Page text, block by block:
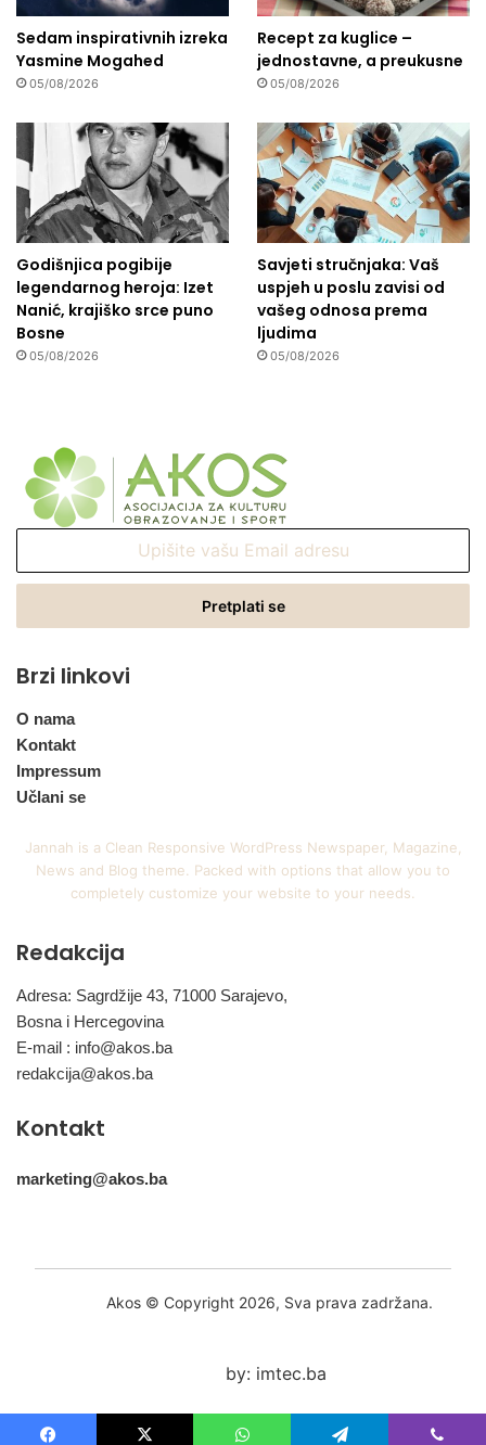
Sedam inspirativnih izreka
Yasmine Mogahed
05/08/2026
Recept za kuglice –
jednostavne, a preukusne
05/08/2026
Godišnjica pogibije
legendarnog heroja: Izet
Nanić, krajiško srce puno
Bosne
05/08/2026
Savjeti stručnjaka: Vaš
uspjeh u poslu zavisi od
vašeg odnosa prema
ljudima
05/08/2026
Email
Brzi linkovi
O nama
Kontakt
Impressum
Učlani se
Jannah is a Clean Responsive WordPress Newspaper, Magazine,
News and Blog theme. Packed with options that allow you to
completely customize your website to your needs.
Redakcija
Adresa: Sagrdžije 43, 71000 Sarajevo,
Bosna i Hercegovina
E-mail : info@akos.ba
redakcija@akos.ba
Kontakt
marketing@akos.ba
Akos © Copyright 2026, Sva prava zadržana.
by: imtec.ba